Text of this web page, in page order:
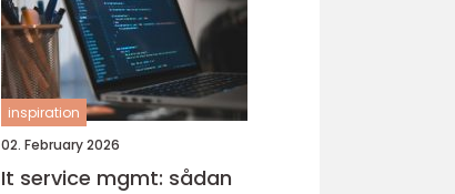
inspiration
02. February 2026
It service mgmt: sådan